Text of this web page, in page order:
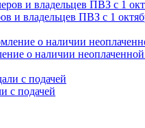
и владельцев ПВЗ с 1
о наличии
с подачей